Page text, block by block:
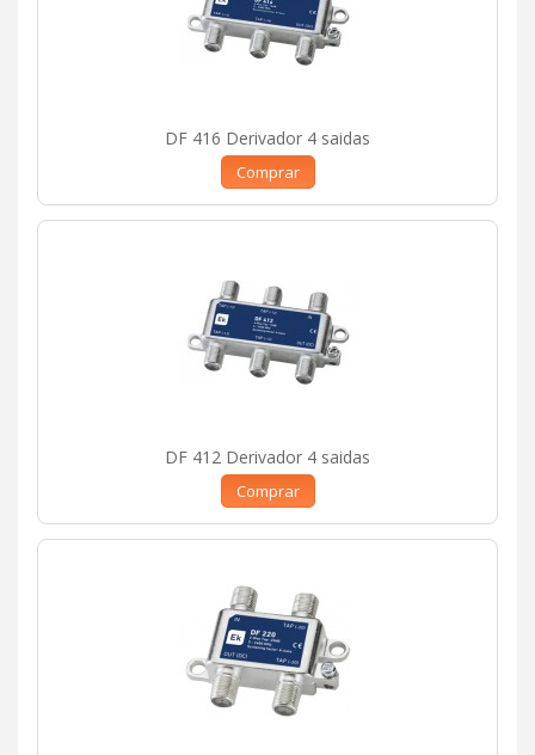
DF 416 Derivador 4 saidas
Comprar
DF 412 Derivador 4 saidas
Comprar